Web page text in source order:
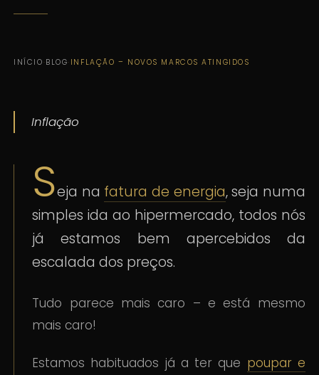
INÍCIO·BLOG· INFLAÇÃO – NOVOS MARCOS ATINGIDOS
Inflação
Seja na fatura de energia, seja numa
simples ida ao hipermercado, todos nós
já estamos bem apercebidos da
escalada dos preços.
Tudo parece mais caro – e está mesmo
mais caro!
Estamos habituados já a ter que poupar e